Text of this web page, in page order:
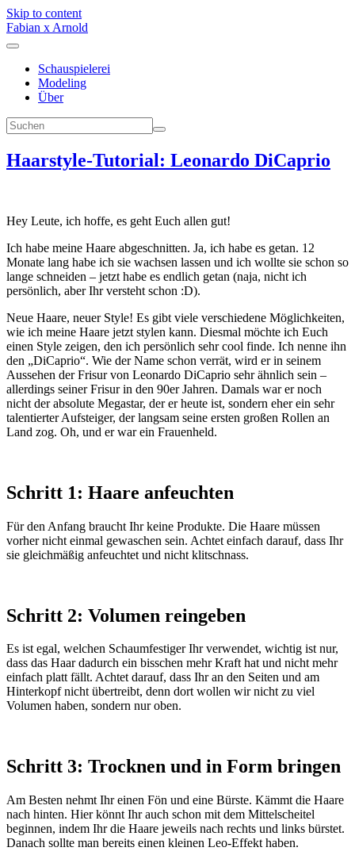
Skip to content
Fabian x Arnold
Schauspielerei
Modeling
Über
Haarstyle-Tutorial: Leonardo DiCaprio
Hey Leute, ich hoffe, es geht Euch allen gut!
Ich habe meine Haare abgeschnitten. Ja, ich habe es getan. 12
Monate lang habe ich sie wachsen lassen und ich wollte sie schon so
lange schneiden – jetzt habe es endlich getan (naja, nicht ich
persönlich, aber Ihr versteht schon :D).
Neue Haare, neuer Style! Es gibt viele verschiedene Möglichkeiten,
wie ich meine Haare jetzt stylen kann. Diesmal möchte ich Euch
einen Style zeigen, den ich persönlich sehr cool finde. Ich nenne ihn
den „DiCaprio“. Wie der Name schon verrät, wird er in seinem
Aussehen der Frisur von Leonardo DiCaprio sehr ähnlich sein –
allerdings seiner Frisur in den 90er Jahren. Damals war er noch
nicht der absolute Megastar, der er heute ist, sondern eher ein sehr
talentierter Aufsteiger, der langsam seine ersten großen Rollen an
Land zog. Oh, und er war ein Frauenheld.
Schritt 1: Haare anfeuchten
Für den Anfang braucht Ihr keine Produkte. Die Haare müssen
vorher nicht einmal gewaschen sein. Achtet einfach darauf, dass Ihr
sie gleichmäßig anfeuchtet und nicht klitschnass.
Schritt 2: Volumen reingeben
Es ist egal, welchen Schaumfestiger Ihr verwendet, wichtig ist nur,
dass das Haar dadurch ein bisschen mehr Kraft hat und nicht mehr
einfach platt fällt. Achtet darauf, dass Ihr an den Seiten und am
Hinterkopf nicht übertreibt, denn dort wollen wir nicht zu viel
Volumen haben, sondern nur oben.
Schritt 3: Trocknen und in Form bringen
Am Besten nehmt Ihr einen Fön und eine Bürste. Kämmt die Haare
nach hinten. Hier könnt Ihr auch schon mit dem Mittelscheitel
beginnen, indem Ihr die Haare jeweils nach rechts und links bürstet.
Danach sollte man bereits einen kleinen Leo-Effekt haben.